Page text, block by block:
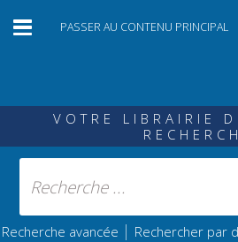
PASSER AU CONTENU PRINCIPAL
VOTRE LIBRAIRIE
Recherche avancée | Rechercher par